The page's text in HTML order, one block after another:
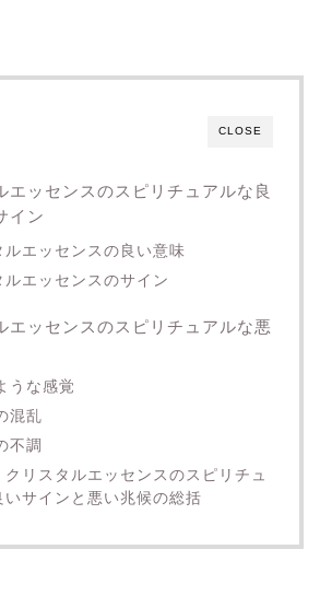
CLOSE
エッセンスのスピリチュアルな良
イン
ルエッセンスの良い意味
ルエッセンスのサイン
エッセンスのスピリチュアルな悪
うな感覚
混乱
不調
クリスタルエッセンスのスピリチュ
いサインと悪い兆候の総括